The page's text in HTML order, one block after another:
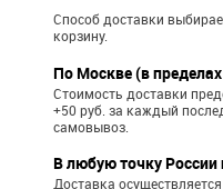
Способ доставки
корзину.
По Москве (в
Стоимость доставки
+50 руб. за каждый
самовывоз.
В любую точку России
Доставка